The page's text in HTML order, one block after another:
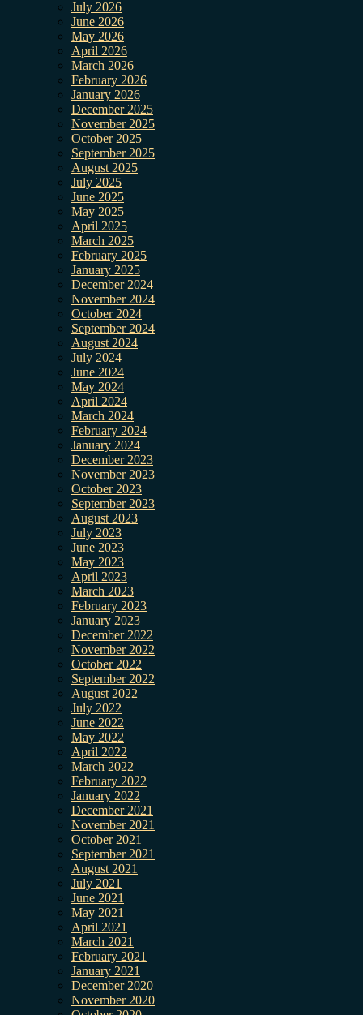
July 2026
June 2026
May 2026
April 2026
March 2026
February 2026
January 2026
December 2025
November 2025
October 2025
September 2025
August 2025
July 2025
June 2025
May 2025
April 2025
March 2025
February 2025
January 2025
December 2024
November 2024
October 2024
September 2024
August 2024
July 2024
June 2024
May 2024
April 2024
March 2024
February 2024
January 2024
December 2023
November 2023
October 2023
September 2023
August 2023
July 2023
June 2023
May 2023
April 2023
March 2023
February 2023
January 2023
December 2022
November 2022
October 2022
September 2022
August 2022
July 2022
June 2022
May 2022
April 2022
March 2022
February 2022
January 2022
December 2021
November 2021
October 2021
September 2021
August 2021
July 2021
June 2021
May 2021
April 2021
March 2021
February 2021
January 2021
December 2020
November 2020